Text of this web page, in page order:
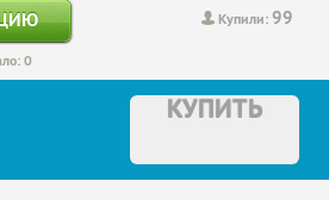
Купили:99
0
КУПИТЬ